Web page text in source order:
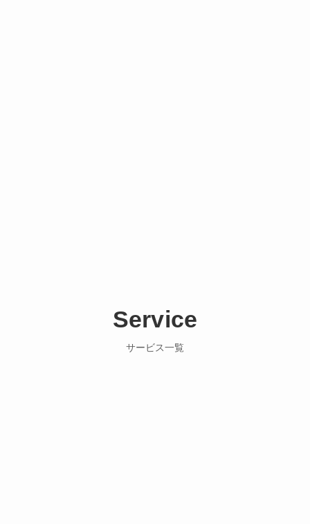
Service
サービス一覧